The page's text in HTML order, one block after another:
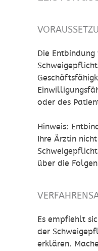
Die
oder des
Hinweis:
Ihre Ärztin
über die
Es empfiehlt
der
erklären.